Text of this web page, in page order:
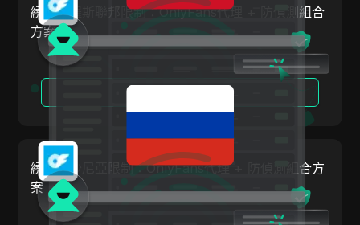
Medium
Mercari
Neteller
Netflix
Newegg
OnlyFans
Outbrain
羅馬尼亞
俄羅斯聯邦
斯洛伐克
瑞典
烏克蘭
大不列顛及北愛爾蘭聯合王國
繞過俄羅斯聯邦限制：OnlyFans代理 + 防偵測組合
方案
繞過愛沙尼亞限制：OnlyFans代理 + 防偵測組合方
案